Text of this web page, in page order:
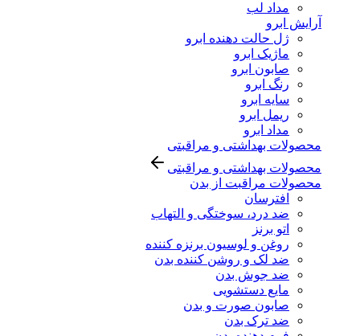
مداد لب
آرایش ابرو
ژل حالت دهنده ابرو
ماژیک ابرو
صابون ابرو
رنگ ابرو
سایه ابرو
ریمل ابرو
مداد ابرو
محصولات بهداشتی و مراقبتی
محصولات بهداشتی و مراقبتی
محصولات مراقبت از بدن
افترسان
ضد درد، سوختگی و التهاب
اتو برنز
روغن و لوسیون برنزه کننده
ضد لک و روشن کننده بدن
ضد جوش بدن
مایع دستشویی
صابون صورت و بدن
ضد ترک بدن